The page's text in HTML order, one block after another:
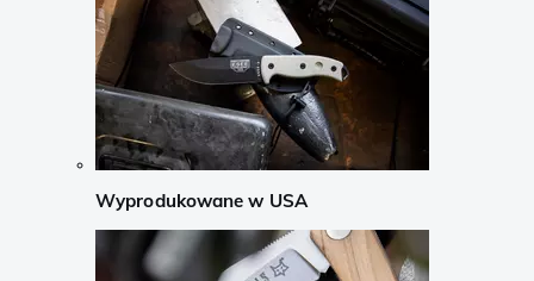
Wyprodukowane w USA